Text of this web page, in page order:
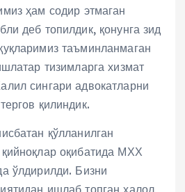
ҳам содир этмаган
деб топилдик, қонунга зид
таъминланмаган
тизимларга хизмат
сингари адвокатларни
қилиндик.
қўлланилган
оқибатида МХХ
ўлдирилди. Бизни